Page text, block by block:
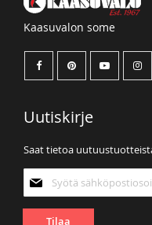
Kaasuvalon some
Uutiskirje
Saat tietoa
uutiskirjeemme:
Tilaa